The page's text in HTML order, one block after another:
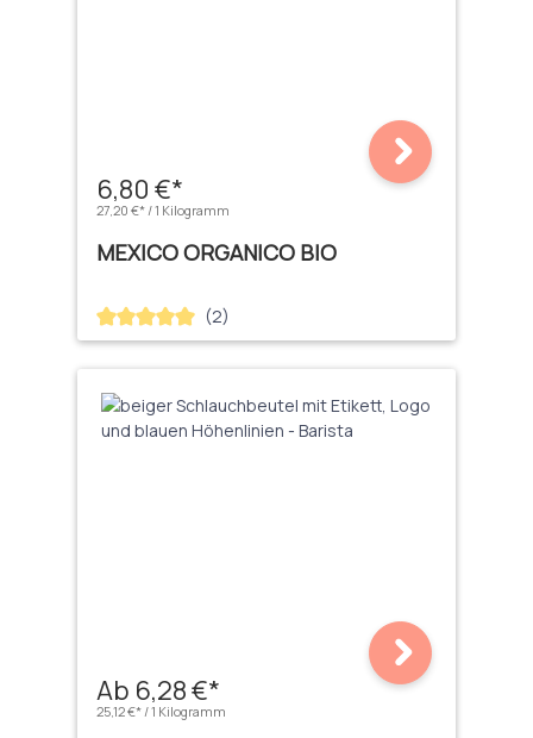
6,80 €*
27,20 €* / 1 Kilogramm
MEXICO ORGANICO BIO
Durchschnittliche Bewertung von 5 von 5 Sternen
(2)
Ab 6,28 €*
25,12 €* / 1 Kilogramm